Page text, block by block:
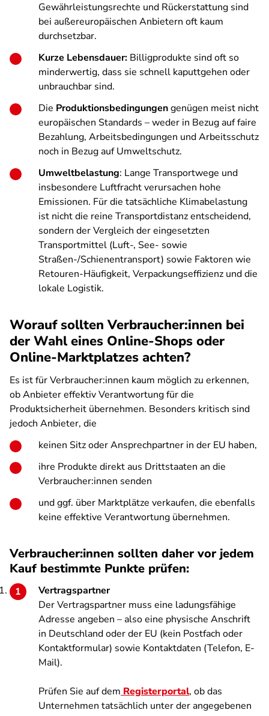
Gewährleistungsrechte und Rückerstattung sind
bei außereuropäischen Anbietern oft kaum
durchsetzbar.
Kurze Lebensdauer: Billigprodukte sind oft so
minderwertig, dass sie schnell kaputtgehen oder
unbrauchbar sind.
Die Produktionsbedingungengenügen meist nicht
europäischen Standards – weder in Bezug auf faire
Bezahlung, Arbeitsbedingungen und Arbeitsschutz
noch in Bezug auf Umweltschutz.
Umweltbelastung: Lange Transportwege und
insbesondere Luftfracht verursachen hohe
Emissionen. Für die tatsächliche Klimabelastung
ist nicht die reine Transportdistanz entscheidend,
sondern der Vergleich der eingesetzten
Transportmittel (Luft-, See- sowie
Straßen-/Schienentransport) sowie Faktoren wie
Retouren-Häufigkeit, Verpackungseffizienz und die
lokale Logistik.
Worauf sollten Verbraucher:innen bei
der Wahl eines Online-Shops oder
Online-Marktplatzes achten?
Es ist für Verbraucher:innen kaum möglich zu erkennen,
ob Anbieter effektiv Verantwortung für die
Produktsicherheit übernehmen. Besonders kritisch sind
jedoch Anbieter, die
keinen Sitz oder Ansprechpartner in der EU haben,
ihre Produkte direkt aus Drittstaaten an die
Verbraucher:innen senden
und ggf. über Marktplätze verkaufen, die ebenfalls
keine effektive Verantwortung übernehmen.
Verbraucher:innen sollten daher vor jedem
Kauf bestimmte Punkte prüfen:
Vertragspartner
Der Vertragspartner muss eine ladungsfähige
Adresse angeben – also eine physische Anschrift
in Deutschland oder der EU (kein Postfach oder
Kontaktformular) sowie Kontaktdaten (Telefon, E-
Mail).
Prüfen Sie auf dem Registerportal, ob das
Unternehmen tatsächlich unter der angegebenen